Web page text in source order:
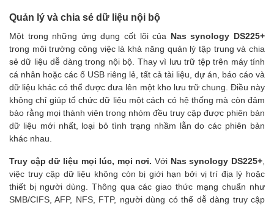
Quản lý và chia sẻ dữ liệu nội bộ
Một trong những ứng dụng cốt lõi của Nas synology DS225+
trong môi trường công việc là khả năng quản lý tập trung và chia
sẻ dữ liệu dễ dàng trong nội bộ. Thay vì lưu trữ tệp trên máy tính
cá nhân hoặc các ổ USB riêng lẻ, tất cả tài liệu, dự án, báo cáo và
dữ liệu khác có thể được đưa lên một kho lưu trữ chung. Điều này
không chỉ giúp tổ chức dữ liệu một cách có hệ thống mà còn đảm
bảo rằng mọi thành viên trong nhóm đều truy cập được phiên bản
dữ liệu mới nhất, loại bỏ tình trạng nhầm lẫn do các phiên bản
khác nhau.
Truy cập dữ liệu mọi lúc, mọi nơi. Với Nas synology DS225+
việc truy cập dữ liệu không còn bị giới hạn bởi vị trí địa lý hoặc
thiết bị người dùng. Thông qua các giao thức mạng chuẩn như
SMB/CIFS, AFP, NFS, FTP, người dùng có thể dễ dàng truy cập